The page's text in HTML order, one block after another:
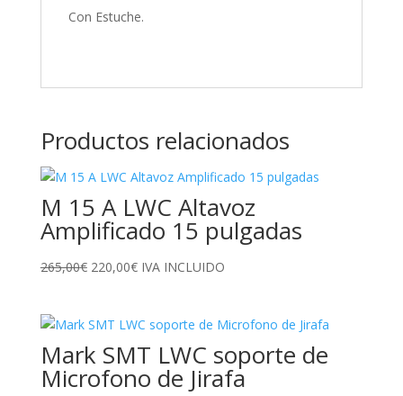
Con Estuche.
Productos relacionados
M 15 A LWC Altavoz
Amplificado 15 pulgadas
265,00€ El
era:
265,00€.
220,00€El
es:
220,00€.
IVA INCLUIDO
Mark SMT LWC soporte de
Microfono de Jirafa